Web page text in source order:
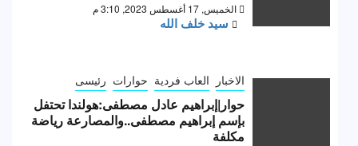
الخميس, 17 أغسطس 2023, 3:10 م
سيد خلف الله
الاخبار العاب فردية حوارات رئيسى
حوار|إبراهيم عادل مصطفى:هولندا تحتفل
بإسم إبراهيم مصطفى..والمصارعة رياضة
مكلفة